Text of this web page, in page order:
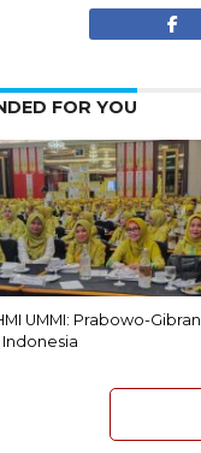
FOR YOU
UMMI: Prabowo-Gibran